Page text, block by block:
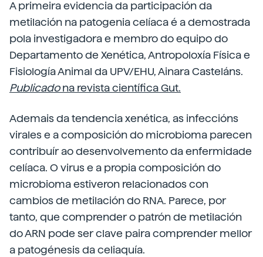
A primeira evidencia da participación da
metilación na patogenia celíaca é a demostrada
pola investigadora e membro do equipo do
Departamento de Xenética, Antropoloxía Física e
Fisiología Animal da UPV/EHU, Ainara Casteláns.
Publicadona revista científica Gut.
Ademais da tendencia xenética, as infeccións
virales e a composición do microbioma parecen
contribuír ao desenvolvemento da enfermidade
celíaca. O virus e a propia composición do
microbioma estiveron relacionados con
cambios de metilación do RNA. Parece, por
tanto, que comprender o patrón de metilación
do ARN pode ser clave paira comprender mellor
a patogénesis da celiaquía.